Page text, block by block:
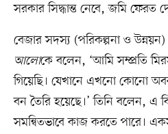
সরকার সিদ্ধান্ত নেবে, জমি ফেরত
বেজার সদস্য (পরিকল্পনা ও
আলোকে বলেন, ‘আমি সম্প্রতি
গিয়েছি। যেখানে এখনো কোনো
বন তৈরি হয়েছে।’ তিনি বলেন, এ
সমন্বিতভাবে কাজ করতে পারে।